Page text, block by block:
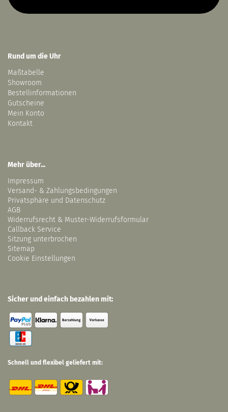
Rund um die Uhr
Maßtabelle
Showroom
Bestellinformationen
Gutscheine
Mein Konto
Kontakt
Mehr über...
Impressum
Versand- & Zahlungsbedingungen
Privatsphäre und Datenschutz
AGB
Widerrufsrecht & Muster-Widerrufsformular
Callback Service
Sitzung unterbrochen
Sitemap
Cookie Einstellungen
Sicher und einfach bezahlen mit:
Schnell und flexibel geliefert mit: